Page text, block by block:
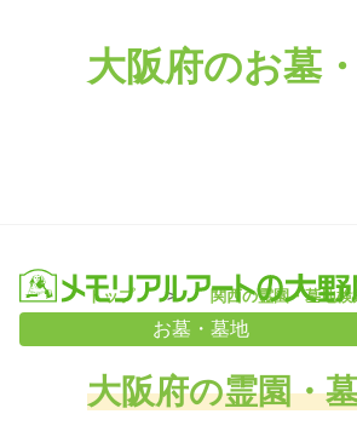
お墓・墓地
大阪府のお墓
トップ 関西の霊園・墓地検
大阪府の霊園・